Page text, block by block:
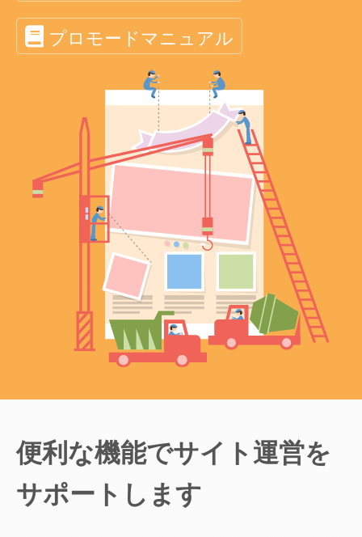
プロモードマニュアル
便利な機能でサイト運営を
サポートします